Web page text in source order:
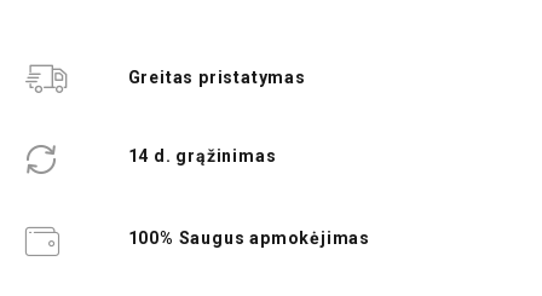
Greitas pristatymas
14 d. grąžinimas
100% Saugus apmokėjimas